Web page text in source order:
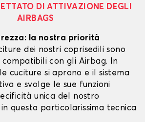
DI ATTIVAZIONE DEGLI
AIRBAGS
la nostra priorità
dei nostri coprisedili sono
con gli Airbag. In
cuciture si aprono e il sistema
e svolge le sue funzioni
unica del nostro
questa particolarissima tecnica